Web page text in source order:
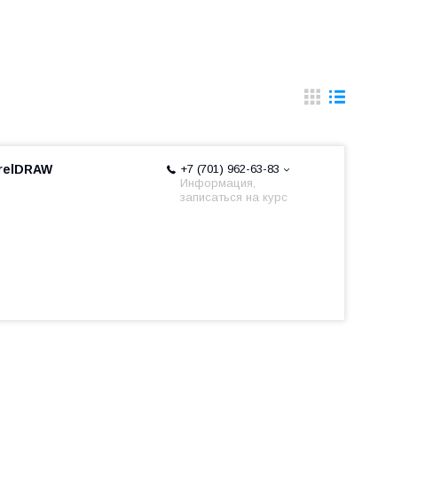
+7 (701) 962-63-83
Информация,
записаться на курс